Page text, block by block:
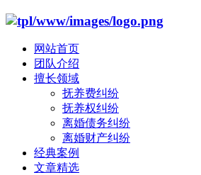
网站首页
团队介绍
擅长领域
抚养费纠纷
抚养权纠纷
离婚债务纠纷
离婚财产纠纷
经典案例
文章精选